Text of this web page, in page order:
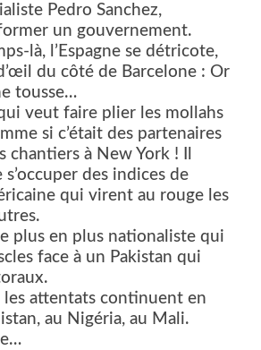
Pedro Sanchez,
un gouvernement.
là, l’Espagne se détricote,
du côté de Barcelone : Or
tousse…
veut faire plier les mollahs
si c’était des partenaires
chantiers à New York ! Il
des indices de
qui virent au rouge les
plus en plus nationaliste qui
face à un Pakistan qui
les attentats continuent en
au Nigéria, au Mali.